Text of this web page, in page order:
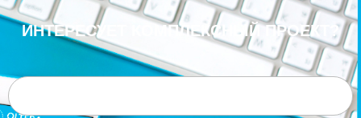
ИНТЕРЕСУЕТ КОМПЛЕКСНЫЙ ПРОЕКТ?